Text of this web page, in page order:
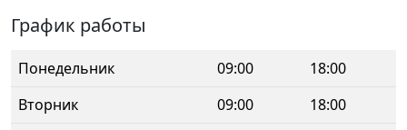
График работы
Понедельник 09:00
18:00
Вторник
09:00
18:00